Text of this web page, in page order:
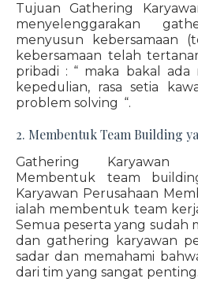
Tujuan Gathering
menyelenggarakan
menyusun kebersamaan
kebersamaan telah
pribadi : “ maka bakal ada
kepedulian, rasa setia
problem solving “.
2. Membentuk Team Building
Gathering Karyawan
Membentuk team
Karyawan Perusahaan
ialah membentuk team
Semua peserta yang sudah
dan gathering karyawan
sadar dan memahami
dari tim yang sangat penting.